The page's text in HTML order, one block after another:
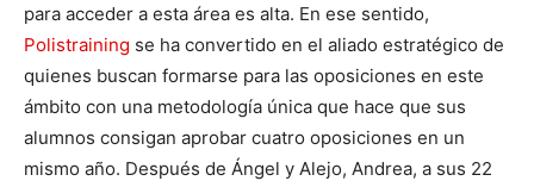
para acceder a esta área es alta. En ese sentido,
Polistraining se ha convertido en el aliado estratégico de
quienes buscan formarse para las oposiciones en este
ámbito con una metodología única que hace que sus
alumnos consigan aprobar cuatro oposiciones en un
mismo año. Después de Ángel y Alejo, Andrea, a sus 22